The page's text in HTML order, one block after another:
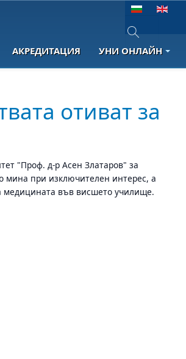
Изберете език
Type 2 or
АКРЕДИТАЦИЯ УНИ ОНЛАЙН
отиват за
"Проф. д-р Асен Златаров" за
мина при изключителен интерес, а
медицината във висшето училище.